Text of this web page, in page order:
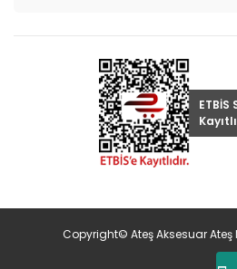
Copyright© Ateş Aksesuar Ateş